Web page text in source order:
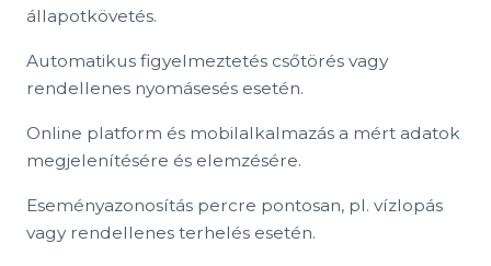
állapotkövetés.
Automatikus figyelmeztetés csőtörés vagy
rendellenes nyomásesés esetén.
Online platform és mobilalkalmazás a mért adatok
megjelenítésére és elemzésére.
Eseményazonosítás percre pontosan, pl. vízlopás
vagy rendellenes terhelés esetén.